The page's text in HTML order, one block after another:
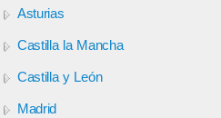
Asturias
Castilla la Mancha
Castilla y León
Madrid